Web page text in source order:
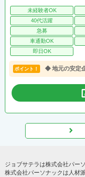
未経験者OK
40代活躍
急募
車通勤OK
即日OK
ポイント！ ◆ 地元の安定
ジョブサテラは株式会社パー
株式会社パーソナックは人材